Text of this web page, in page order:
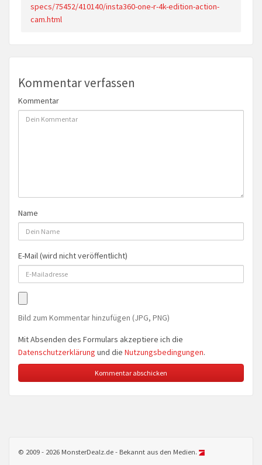
specs/75452/410140/insta360-one-r-4k-edition-action-
cam.html
Kommentar verfassen
Kommentar
Name
E-Mail (wird nicht veröffentlicht)
Bild zum Kommentar hinzufügen (JPG, PNG)
Mit Absenden des Formulars akzeptiere ich die
Datenschutzerklärung und die Nutzungsbedingungen.
© 2009 - 2026 MonsterDealz.de - Bekannt aus den Medien.